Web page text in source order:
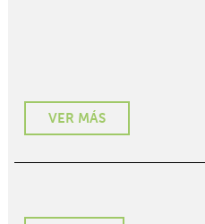
VER MÁS